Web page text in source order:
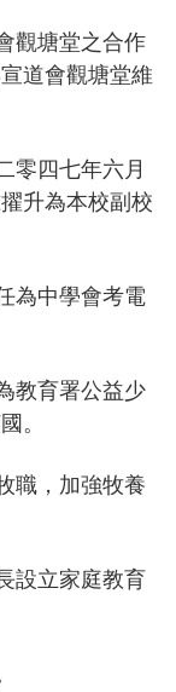
觀塘堂之合作
道會觀塘堂維
零四七年六月
升為本校副校
為中學會考電
教育署公益少
。
職，加強牧養
設立家庭教育